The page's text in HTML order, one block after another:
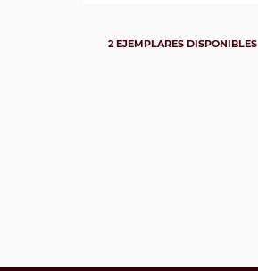
2 EJEMPLARES DISPONIBLES